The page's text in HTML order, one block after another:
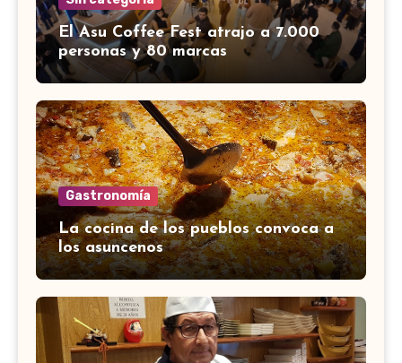
El Asu Coffee Fest atrajo a 7.000
personas y 80 marcas
Gastronomía
La cocina de los pueblos convoca a
los asuncenos